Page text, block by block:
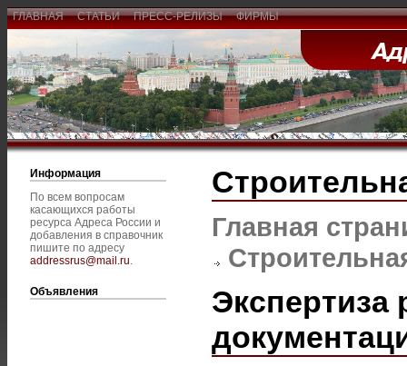
ГЛАВНАЯ СТАТЬИ ПРЕСС-РЕЛИЗЫ ФИРМЫ
Информация
По всем вопросам
касающихся работы
ресурса Адреса России и
добавления в справочник
пишите по адресу
addressrus@mail.ru.
Объявления
Главная
Экспертиза